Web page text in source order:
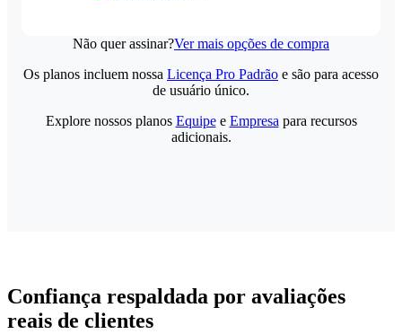
Não quer assinar?Ver mais opções de compra
Os planos incluem nossa Licença Pro Padrão e são para acesso
de usuário único.
Explore nossos planos Equipee Empresa para recursos
adicionais.
Confiança respaldada por avaliações
reais de clientes